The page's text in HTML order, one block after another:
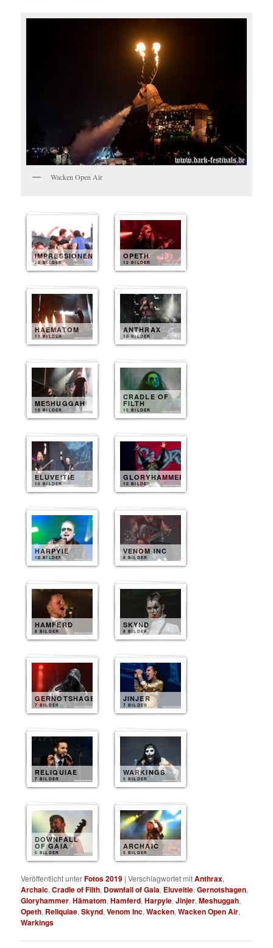
Wacken Open Air
IMPRESSIONEN
20 BILDER
OPETH
12 BILDER
HAEMATOM
11 BILDER
ANTHRAX
10 BILDER
MESHUGGAH
10 BILDER
CRADLE OF
FILTH
10 BILDER
ELUVEITIE
10 BILDER
GLORYHAMMER
10 BILDER
HARPYIE
10 BILDER
VENOM INC
8 BILDER
HAMFERD
8 BILDER
SKYND
8 BILDER
GERNOTSHAGEN
7 BILDER
JINJER
7 BILDER
RELIQUIAE
7 BILDER
WARKINGS
5 BILDER
DOWNFALL
OF GAIA
5 BILDER
ARCHAIC
5 BILDER
Veröffentlicht unterFotos 2019 |Verschlagwortet mitAnthrax,
Archaic,Cradle of Filth, Downfall of Gaia, Eluveitie,Gernotshagen,
Gloryhammer,Hämatom,Hamferd,Harpyie,Jinjer,Meshuggah,
Opeth, Reliquiae,Skynd,Venom Inc,Wacken,Wacken Open Air,
Warkings